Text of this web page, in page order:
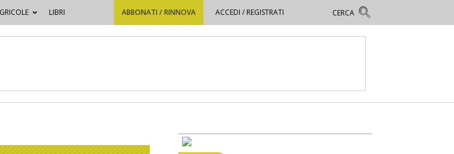
LIBRI ABBONATI / RINNOVA ACCEDI / REGISTRATI